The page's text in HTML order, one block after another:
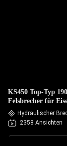
KS450 Top-Typ
Felsbrecher für
Hydraulischer
2358 Ansichten